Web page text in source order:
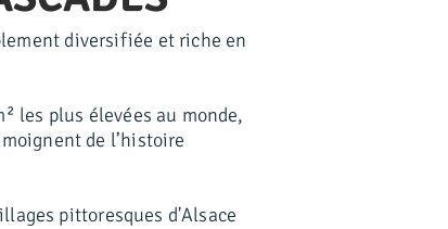
diversifiée et riche en
les plus élevées au monde,
de l’histoire
pittoresques d'Alsace